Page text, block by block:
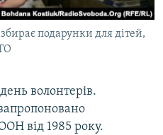
подарунки для дітей,
волонтерів.
від 1985 року.